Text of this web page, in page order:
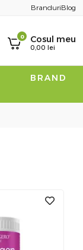
BranduriBlog
0 Cosul meu
0,00 lei
BRAND